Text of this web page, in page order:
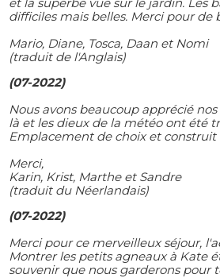
difficiles mais belles. Merci pour de
Mario, Diane, Tosca, Daan et Nomi
(traduit de l'Anglais)
(07-2022)
Nous avons beaucoup apprécié
là et les dieux de la météo ont été
Emplacement de choix et construit
Merci,
Karin, Krist, Marthe et Sandre
(traduit du Néerlandais)
(07-2022)
Merci pour ce merveilleux séjour,
Montrer les petits agneaux à Kate
souvenir que nous garderons pour